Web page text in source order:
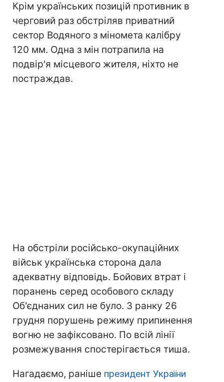
Крім українських позицій противник в
черговий раз обстріляв приватний
сектор Водяного з міномета калібру
120 мм. Одна з мін потрапила на
подвір'я місцевого жителя, ніхто не
постраждав.
На обстріли російсько-окупаційних
військ українська сторона дала
адекватну відповідь. Бойових втрат і
поранень серед особового складу
Об'єднаних сил не було. З ранку 26
грудня порушень режиму припинення
вогню не зафіксовано. По всій лінії
розмежування спостерігається тиша.
Нагадаємо, раніше президент України